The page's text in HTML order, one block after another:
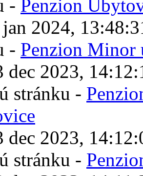
- Penzion
jan 2024,
- Penzion Minor
dec 2023,
stránku -
dec 2023,
stránku -